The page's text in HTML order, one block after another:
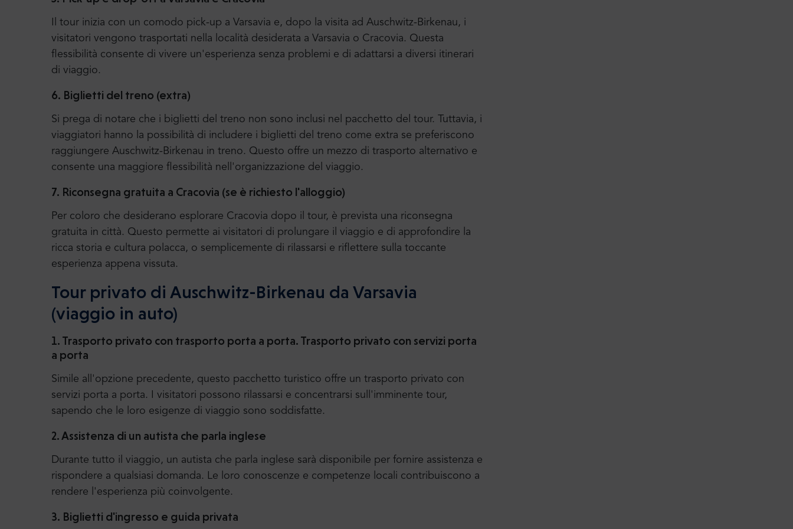
Il tour inizia con un comodo pick-up a Varsavia e, dopo la visita ad Auschwitz-Birkenau, i
visitatori vengono trasportati nella località desiderata a Varsavia o Cracovia. Questa
flessibilità consente di vivere un'esperienza senza problemi e di adattarsi a diversi itinerari
di viaggio.
6. Biglietti del treno (extra)
Si prega di notare che i biglietti del treno non sono inclusi nel pacchetto del tour. Tuttavia, i
viaggiatori hanno la possibilità di includere i biglietti del treno come extra se preferiscono
raggiungere Auschwitz-Birkenau in treno. Questo offre un mezzo di trasporto alternativo e
consente una maggiore flessibilità nell'organizzazione del viaggio.
7. Riconsegna gratuita a Cracovia (se è richiesto l'alloggio)
Per coloro che desiderano esplorare Cracovia dopo il tour, è prevista una riconsegna
gratuita in città. Questo permette ai visitatori di prolungare il viaggio e di approfondire la
ricca storia e cultura polacca, o semplicemente di rilassarsi e riflettere sulla toccante
esperienza appena vissuta.
Tour privato di Auschwitz-Birkenau da Varsavia
(viaggio in auto)
1. Trasporto privato con trasporto porta a porta. Trasporto privato con servizi porta
a porta
Simile all'opzione precedente, questo pacchetto turistico offre un trasporto privato con
servizi porta a porta. I visitatori possono rilassarsi e concentrarsi sull'imminente tour,
sapendo che le loro esigenze di viaggio sono soddisfatte.
2. Assistenza di un autista che parla inglese
Durante tutto il viaggio, un autista che parla inglese sarà disponibile per fornire assistenza e
rispondere a qualsiasi domanda. Le loro conoscenze e competenze locali contribuiscono a
rendere l'esperienza più coinvolgente.
3. Biglietti d'ingresso e guida privata